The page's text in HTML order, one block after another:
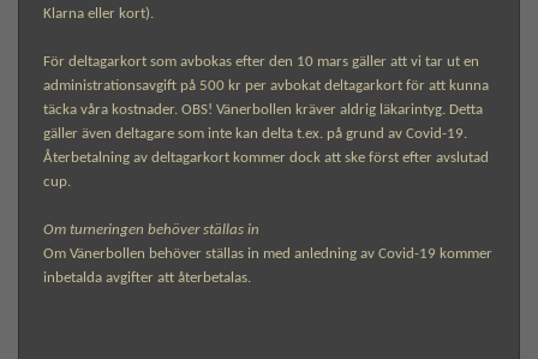
Klarna eller kort).
För deltagarkort som avbokas efter den 10 mars gäller att vi tar ut en
administrationsavgift på 500 kr per avbokat deltagarkort för att kunna
täcka våra kostnader. OBS! Vänerbollen kräver aldrig läkarintyg. Detta
gäller även deltagare som inte kan delta t.ex. på grund av Covid-19.
Återbetalning av deltagarkort kommer dock att ske först efter avslutad
cup.
Om turneringen behöver ställas in
Om Vänerbollen behöver ställas in med anledning av Covid-19 kommer
inbetalda avgifter att återbetalas.